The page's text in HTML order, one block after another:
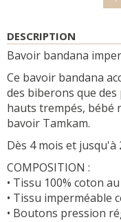
DESCRIPTION
Bavoir bandana
Ce bavoir bandana
des biberons que
hauts trempés, bébé
bavoir Tamkam.
Dès 4 mois et jusqu'à
COMPOSITION :
• Tissu 100% coton
• Tissu imperméable
• Boutons pression